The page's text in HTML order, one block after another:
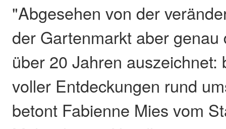
"Abgesehen von der
der Gartenmarkt aber genau
über 20 Jahren auszeichnet:
voller Entdeckungen rund
betont Fabienne Mies vom